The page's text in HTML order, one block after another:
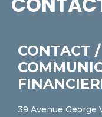
CONTACT /
39 Avenue George